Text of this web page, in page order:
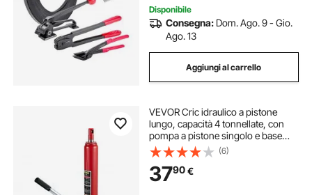
Disponibile
Consegna: Dom. Ago. 9 - Gio.
Ago. 13
Aggiungi al carrello
VEVOR Cric idraulico a pistone
lungo, capacità 4 tonnellate, con
pompa a pistone singolo e base
piatta, raccoglitrice manuale di
ciliegie con maniglia paranco di
sollevamento motore
(6)
3790€